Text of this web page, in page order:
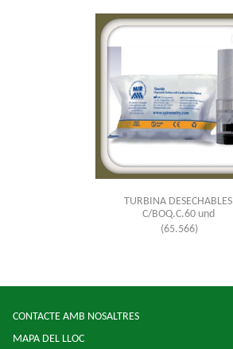
TURBINA DESECHABLES
C/BOQ.C.60 und
(65.566)
CONTACTE AMB NOSALTRES
MAPA DEL LLOC